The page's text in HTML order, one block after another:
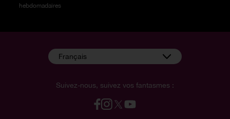
hebdomadaires
Suivez-nous, suivez vos fantasmes :
Français